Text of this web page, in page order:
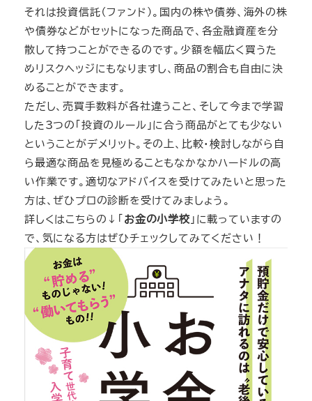
それは投資信託（ファンド）。国内の株や債券、海外の株
や債券などがセットになった商品で、各金融資産を分
散して持つことができるのです。少額を幅広く買うた
めリスクヘッジにもなりますし、商品の割合も自由に決
めることができます。
ただし、売買手数料が各社違うこと、そして今まで学習
した3つの「投資のルール」に合う商品がとても少ない
ということがデメリット。その上、比較・検討しながら自
ら最適な商品を見極めることもなかなかハードルの高
い作業です。適切なアドバイスを受けてみたいと思った
方は、ぜひプロの診断を受けてみましょう。
詳しくはこちらの↓「 お金の小学校」に載っていますの
で、気になる方はぜひチェックしてみてください！